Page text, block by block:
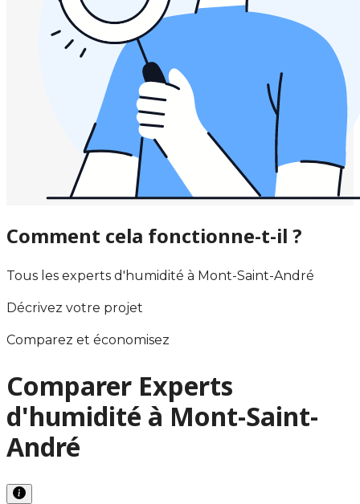
Comment cela fonctionne-t-il ?
Tous les experts d'humidité à Mont-Saint-André
Décrivez votre projet
Comparez et économisez
Comparer Experts
d'humidité à Mont-Saint-
André